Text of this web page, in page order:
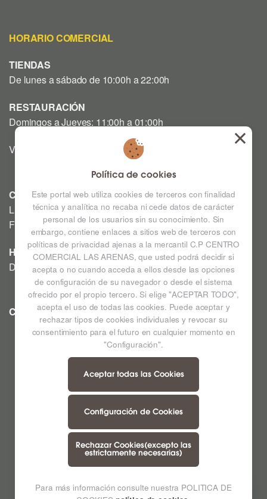
HORARIO COMERCIAL
TIENDAS
De lunes a sábado de 10:00h a 22:00h
RESTAURACIÓN
Domingos a Jueves: 11:00h a 01:00h
Viernes y Sábado: 12:00h a 03:00h
CINE
Lunes a Domingo: Consultar horarios en la Cartelera
Festivos a consultar *
HIPERMERCADO
De lunes a sábado de 09:00h a 22:00h
CC LAS ARENAS Ampliar mapa
Política de cookies
Este portal web utiliza cookies de terceros con finalidad
técnica y analítica no recaba ni cede datos de carácter
personal de los usuarios sin su conocimiento. Sin
embargo, contiene enlaces a sitios web de terceros con
políticas de privacidad ajenas a la mercantil C.P CENTRO
COMERCIAL LAS ARENAS, que usted podrá decidir si
acepta o no cuando acceda a ellos desde las opciones
de configuración de su navegador o desde el sistema
ofrecido por el propio tercero. Si elige "ACEPTAR TODO",
acepta el uso de todas las cookies. Puede aceptar y
rechazar tipos de cookies individuales y revocar su
consentimiento para el futuro en cualquier momento en
"Configuración".
Aceptar todas las Cookies
Configuración de Cookies
Rechazar Cookies(excepto las
estrictamente necesarias)
Para más información consulte nuestra POLITICA DE